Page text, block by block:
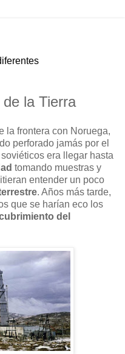
la Tierra
la frontera con Noruega,
perforado jamás por el
era llegar hasta
tomando muestras y
entender un poco
. Años más tarde,
que se harían eco los
del